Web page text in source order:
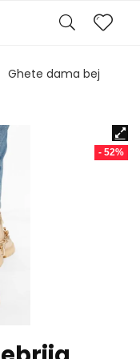
Ghete dama bej
- 52%